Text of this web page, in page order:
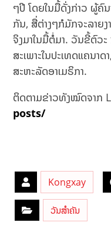
ໆປີ ໂດຍໃນມື້ດັ່ງກ່າວ ຜູ້ຄົ
ກັນ, ສື່ຕ່າງໆກໍມັກຈະລາຍ
ຈິງມາໃນມື້ຕໍ່ມາ. ວັນຂີ້ຕົວ
ສະເພາະໃນປະເທດແຄນາ
ສະຫະລັດອາເມຣິກາ.
ຕິດຕາມຂ່າວທັງໝົດຈາກ
posts/
Kongxay
ວັນສຳຄັນ